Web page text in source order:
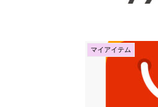
マイアイテム